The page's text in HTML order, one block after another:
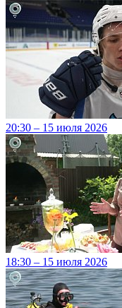
20:30 – 15 июля 2026
18:30 – 15 июля 2026